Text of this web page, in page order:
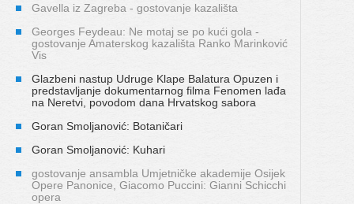
Gavella iz Zagreba - gostovanje kazališta
Georges Feydeau: Ne motaj se po kući gola -
gostovanje Amaterskog kazališta Ranko Marinković
Vis
Glazbeni nastup Udruge Klape Balatura Opuzen i
predstavljanje dokumentarnog filma Fenomen lađa
na Neretvi, povodom dana Hrvatskog sabora
Goran Smoljanović: Botaničari
Goran Smoljanović: Kuhari
gostovanje ansambla Umjetničke akademije Osijek
Opere Panonice, Giacomo Puccini: Gianni Schicchi
opera